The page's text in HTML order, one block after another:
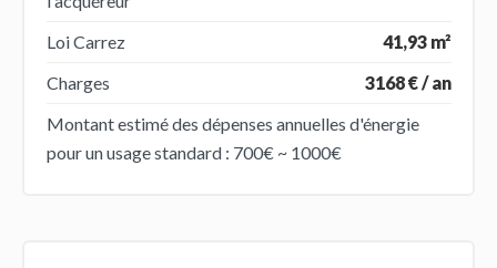
Loi Carrez
41,93 m²
Charges
3168 € / an
Montant estimé des dépenses annuelles d'énergie
pour un usage standard : 700€ ~ 1000€